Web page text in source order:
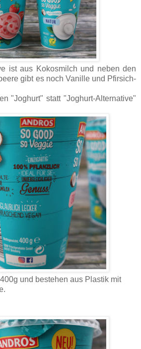
ist aus Kokosmilch und neben den
gibt es noch Vanille und Pfirsich-
"Joghurt" statt "Joghurt-Alternative"
und bestehen aus Plastik mit